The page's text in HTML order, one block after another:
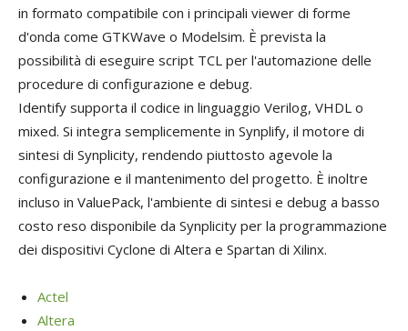
in formato compatibile con i principali viewer di forme
d'onda come GTKWave o Modelsim. È prevista la
possibilità di eseguire script TCL per l'automazione delle
procedure di configurazione e debug.
Identify supporta il codice in linguaggio Verilog, VHDL o
mixed. Si integra semplicemente in Synplify, il motore di
sintesi di Synplicity, rendendo piuttosto agevole la
configurazione e il mantenimento del progetto. È inoltre
incluso in ValuePack, l'ambiente di sintesi e debug a basso
costo reso disponibile da Synplicity per la programmazione
dei dispositivi Cyclone di Altera e Spartan di Xilinx.
Actel
Altera